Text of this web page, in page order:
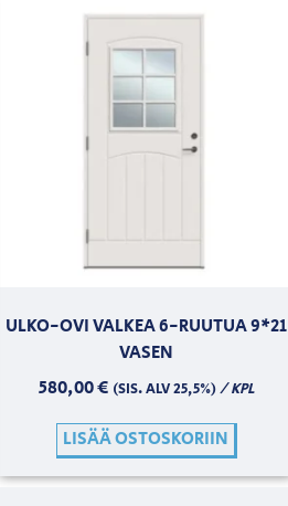
ULKO-OVI VALKEA 6-RUUTUA 9*21
VASEN
580,00€ (SIS. ALV 25,5%)/ KPL
LISÄÄ OSTOSKORIIN